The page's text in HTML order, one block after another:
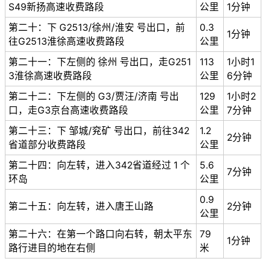
S49新扬高速收费路段
公里
1分钟
第二十：下 G2513/徐州/淮安 号出口，前
往G2513淮徐高速收费路段
0.3
公里
1分钟
第二十一：下左侧的 徐州 号出口，走G251
3淮徐高速收费路段
113
公里
1小时1
6分钟
第二十二：下左侧的 G3/贾汪/济南 号出
口，走G3京台高速收费路段
129
公里
1小时2
7分钟
第二十三：下 邹城/兖矿 号出口，前往342
省道部分收费路段
1.2
公里
2分钟
第二十四：向左转，进入342省道经过 1 个
环岛
5.6
公里
7分钟
第二十五：向左转，进入唐王山路
0.9
公里
2分钟
第二十六：在第一个路口向右转，朝太平东
路行进目的地在右侧
79
米
1分钟